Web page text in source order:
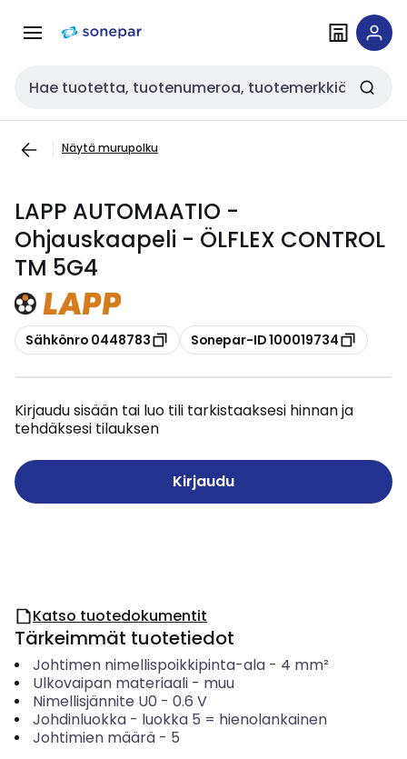
navigointiinsisältöön
Haku
Näytä murupolku
LAPP AUTOMAATIO -
Ohjauskaapeli - ÖLFLEX CONTROL
TM 5G4
Kopioi
Sähkönro 0448783 Kopioi
Sonepar-ID 100019734
Kirjaudu sisään tai luo tili tarkistaaksesi hinnan ja
tehdäksesi tilauksen
Kirjaudu
Katso tuotedokumentit
Tärkeimmät tuotetiedot
Johtimen nimellispoikkipinta-ala- 4 mm²
Ulkovaipan materiaali- muu
Nimellisjännite U0 - 0.6 V
Johdinluokka- luokka 5 = hienolankainen
Johtimien määrä- 5